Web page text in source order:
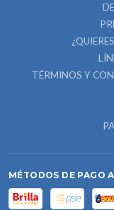
TÉRMINOS Y
MÉTODOS DE PAGO